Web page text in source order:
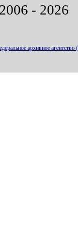
- 2026